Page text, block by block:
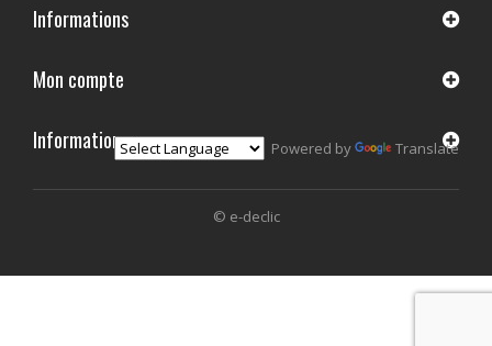
Informations
© e-declic
Mon compte
Informations Powered by Translate